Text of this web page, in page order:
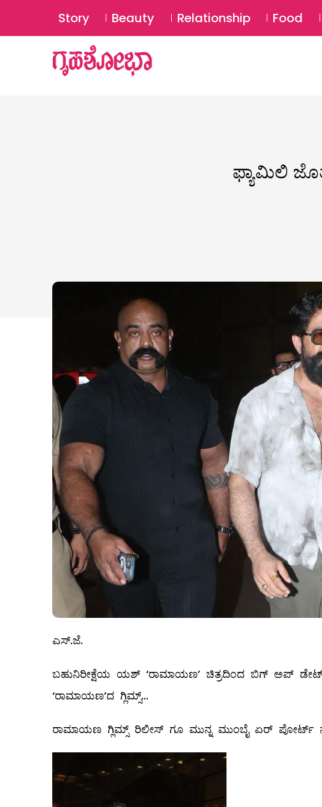
Story Beauty Relationship Food
ಫ್ಯಾಮಿಲಿ
ಎಸ್.ಜೆ.
ಬಹುನಿರೀಕ್ಷೆಯ ಯಶ್ ‘ರಾಮಾಯಣ’ ಚಿತ್ರದಿಂದ ಬಿಗ್ ಅಪ್
‘ರಾಮಾಯಣ’ದ ಗ್ಲಿಮ್ಸ್...
ರಾಮಾಯಣ ಗ್ಲಿಮ್ಸ್ ರಿಲೀಸ್ ಗೂ ಮುನ್ನ ಮುಂಬೈ ಏರ್ ಪೋರ್ಟ್